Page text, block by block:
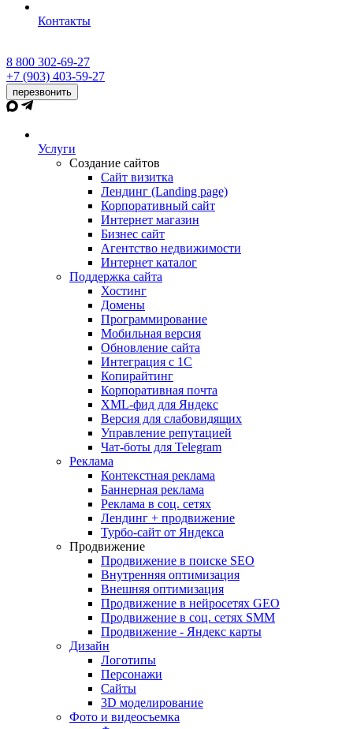
Контакты
8 800 302-69-27
+7 (903) 403-59-27
перезвонить
Услуги
Создание сайтов
Сайт визитка
Лендинг (Landing page)
Корпоративный сайт
Интернет магазин
Бизнес сайт
Агентство недвижимости
Интернет каталог
Поддержка сайта
Хостинг
Домены
Программирование
Мобильная версия
Обновление сайта
Интеграция с 1С
Копирайтинг
Корпоративная почта
XML-фид для Яндекс
Версия для слабовидящих
Управление репутацией
Чат-боты для Telegram
Реклама
Контекстная реклама
Баннерная реклама
Реклама в соц. сетях
Лендинг + продвижение
Турбо-сайт от Яндекса
Продвижение
Продвижение в поиске SEO
Внутренняя оптимизация
Внешняя оптимизация
Продвижение в нейросетях GEO
Продвижение в соц. сетях SMM
Продвижение - Яндекс карты
Дизайн
Логотипы
Персонажи
Сайты
3D моделирование
Фото и видеосъемка